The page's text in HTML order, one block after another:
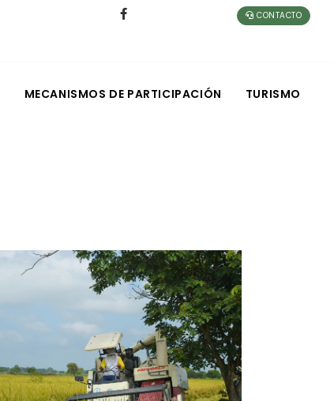
CONTACTO
MECANISMOS DE PARTICIPACIÓN TURISMO